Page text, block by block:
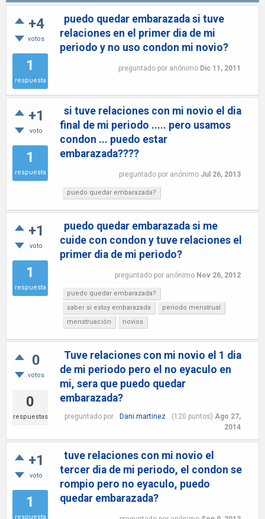
+4
votos
1
respuesta
puedo quedar embarazada si tuve
relaciones en el primer dia de mi
periodo y no uso condon mi novio?
preguntado por anónimo Dic 11, 2011
+1
voto
1
respuesta
si tuve relaciones con mi novio el dia
final de mi periodo ..... pero usamos
condon ... puedo estar
embarazada????
preguntado por anónimo Jul 26, 2013
puedo quedar embarazada?
+1
voto
1
respuesta
puedo quedar embarazada si me
cuide con condon y tuve relaciones el
primer dia de mi periodo?
preguntado por anónimo Nov 26, 2012
puedo quedar embarazada?
saber si estoy embarazada
periodo menstrual
menstruación
novios
0
votos
0
respuestas
Tuve relaciones con mi novio el 1 dia
de mi periodo pero el no eyaculo en
mi, sera que puedo quedar
embarazada?
preguntado por Dani.martinez (120 puntos) Ago 27,
2014
+1
voto
1
respuesta
tuve relaciones con mi novio el
tercer dia de mi periodo, el condon se
rompio pero no eyaculo, puedo
quedar embarazada?